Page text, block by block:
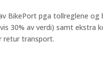
pga tollreglene
30% av verdi) samt ekstra
retur transport.